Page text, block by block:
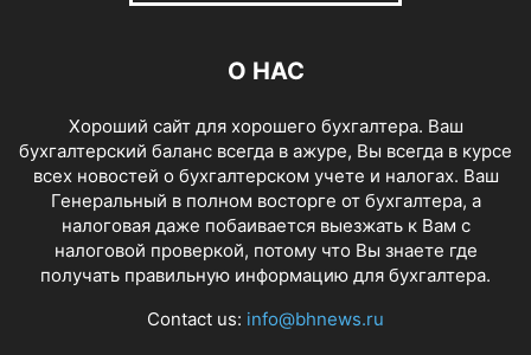
О НАС
Хороший сайт для хорошего бухгалтера. Ваш
бухгалтерский баланс всегда в ажуре, Вы всегда в курсе
всех новостей о бухгалтерском учете и налогах. Ваш
Генеральный в полном восторге от бухгалтера, а
налоговая даже побаивается выезжать к Вам с
налоговой проверкой, потому что Вы знаете где
получать правильную информацию для бухгалтера.
Contact us: info@bhnews.ru